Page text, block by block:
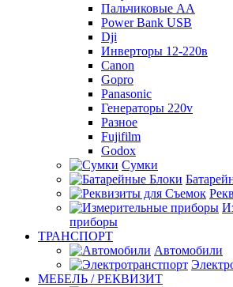
Пальчиковые AA
Power Bank USB
Dji
Инверторы 12-220в
Canon
Gopro
Panasonic
Генераторы 220v
Разное
Fujifilm
Godox
Сумки
приборы
ТРАНСПОРТ
Автомобили
МЕБЕЛЬ / РЕКВИЗИТ